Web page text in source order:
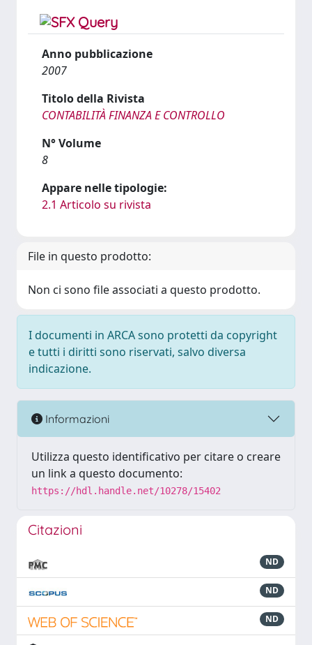
Anno pubblicazione
2007
Titolo della Rivista
CONTABILITÀ FINANZA E CONTROLLO
N° Volume
8
Appare nelle tipologie:
2.1 Articolo su rivista
File in questo prodotto:
Non ci sono file associati a questo prodotto.
I documenti in ARCA sono protetti da copyright
e tutti i diritti sono riservati, salvo diversa
indicazione.
Informazioni
Utilizza questo identificativo per citare o creare
un link a questo documento:
https://hdl.handle.net/10278/15402
Citazioni
ND
ND
ND